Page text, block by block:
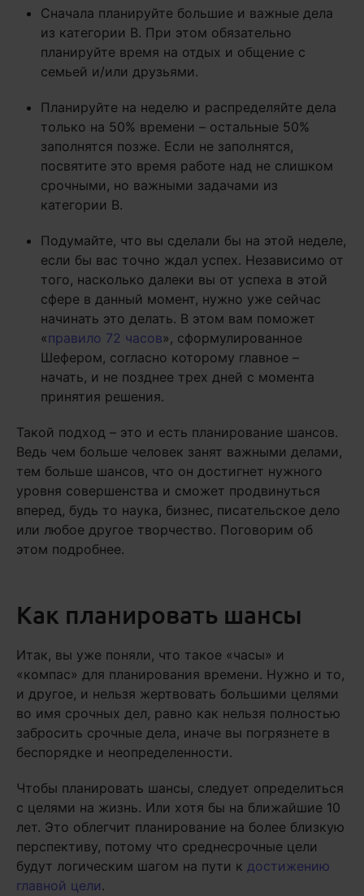
Сначала планируйте большие и важные дела
из категории В. При этом обязательно
планируйте время на отдых и общение с
семьей и/или друзьями.
Планируйте на неделю и распределяйте дела
только на 50% времени – остальные 50%
заполнятся позже. Если не заполнятся,
посвятите это время работе над не слишком
срочными, но важными задачами из
категории В.
Подумайте, что вы сделали бы на этой неделе,
если бы вас точно ждал успех. Независимо от
того, насколько далеки вы от успеха в этой
сфере в данный момент, нужно уже сейчас
начинать это делать. В этом вам поможет
«правило 72 часов», сформулированное
Шефером, согласно которому главное –
начать, и не позднее трех дней с момента
принятия решения.
Такой подход – это и есть планирование шансов.
Ведь чем больше человек занят важными делами,
тем больше шансов, что он достигнет нужного
уровня совершенства и сможет продвинуться
вперед, будь то наука, бизнес, писательское дело
или любое другое творчество. Поговорим об
этом подробнее.
Как планировать шансы
Итак, вы уже поняли, что такое «часы» и
«компас» для планирования времени. Нужно и то,
и другое, и нельзя жертвовать большими целями
во имя срочных дел, равно как нельзя полностью
забросить срочные дела, иначе вы погрязнете в
беспорядке и неопределенности.
Чтобы планировать шансы, следует определиться
с целями на жизнь. Или хотя бы на ближайшие 10
лет. Это облегчит планирование на более близкую
перспективу, потому что среднесрочные цели
будут логическим шагом на пути к достижению
главной цели.